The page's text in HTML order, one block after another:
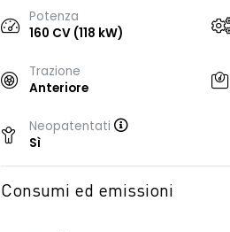
Potenza
160 CV (118 kW)
Trazione
Anteriore
Neopatentati
Sì
Consumi ed emissioni